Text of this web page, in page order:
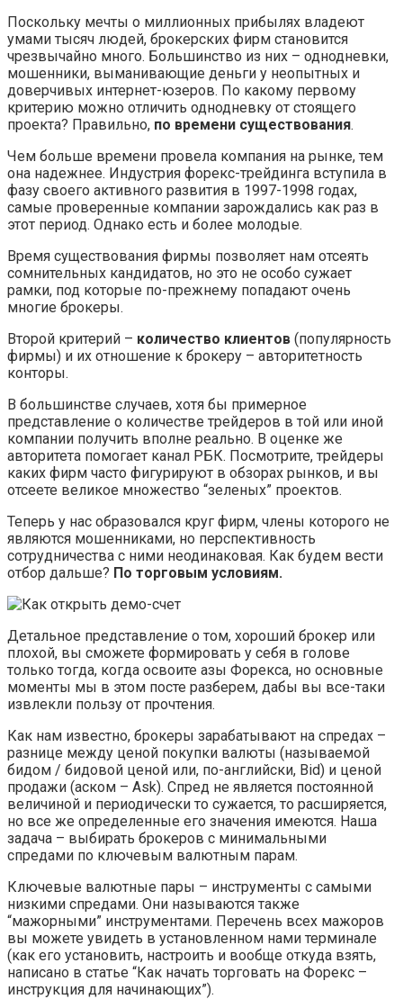
Поскольку мечты о миллионных прибылях владеют
умами тысяч людей, брокерских фирм становится
чрезвычайно много. Большинство из них – однодневки,
мошенники, выманивающие деньги у неопытных и
доверчивых интернет-юзеров. По какому первому
критерию можно отличить однодневку от стоящего
проекта? Правильно, по времени существования.
Чем больше времени провела компания на рынке, тем
она надежнее. Индустрия форекс-трейдинга вступила в
фазу своего активного развития в 1997-1998 годах,
самые проверенные компании зарождались как раз в
этот период. Однако есть и более молодые.
Время существования фирмы позволяет нам отсеять
сомнительных кандидатов, но это не особо сужает
рамки, под которые по-прежнему попадают очень
многие брокеры.
Второй критерий – количество клиентов (популярность
фирмы) и их отношение к брокеру – авторитетность
конторы.
В большинстве случаев, хотя бы примерное
представление о количестве трейдеров в той или иной
компании получить вполне реально. В оценке же
авторитета помогает канал РБК. Посмотрите, трейдеры
каких фирм часто фигурируют в обзорах рынков, и вы
отсеете великое множество “зеленых” проектов.
Теперь у нас образовался круг фирм, члены которого не
являются мошенниками, но перспективность
сотрудничества с ними неодинаковая. Как будем вести
отбор дальше? По торговым условиям.
Детальное представление о том, хороший брокер или
плохой, вы сможете формировать у себя в голове
только тогда, когда освоите азы Форекса, но основные
моменты мы в этом посте разберем, дабы вы все-таки
извлекли пользу от прочтения.
Как нам известно, брокеры зарабатывают на спредах –
разнице между ценой покупки валюты (называемой
бидом / бидовой ценой или, по-английски, Bid) и ценой
продажи (аском – Ask). Спред не является постоянной
величиной и периодически то сужается, то расширяется,
но все же определенные его значения имеются. Наша
задача – выбирать брокеров с минимальными
спредами по ключевым валютным парам.
Ключевые валютные пары – инструменты с самыми
низкими спредами. Они называются также
“мажорными” инструментами. Перечень всех мажоров
вы можете увидеть в установленном нами терминале
(как его установить, настроить и вообще откуда взять,
написано в статье “Как начать торговать на Форекс –
инструкция для начинающих”).